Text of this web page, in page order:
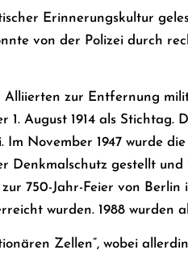
Erinnerungskultur
von der Polizei durch
zur Entfernung
August 1914 als Stichtag.
November 1947 wurde
gestellt und
750-Jahr-Feier von Berlin
wurden. 1988 wurden
Zellen”, wobei